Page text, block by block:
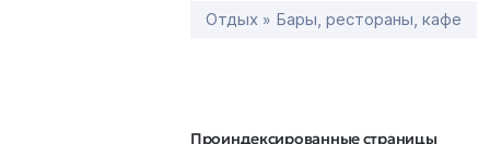
Отдых » Бары, рестораны, кафе
Проиндексированные страницы